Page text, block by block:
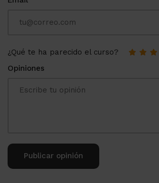
¿Qué te ha parecido el curso?
Opiniones